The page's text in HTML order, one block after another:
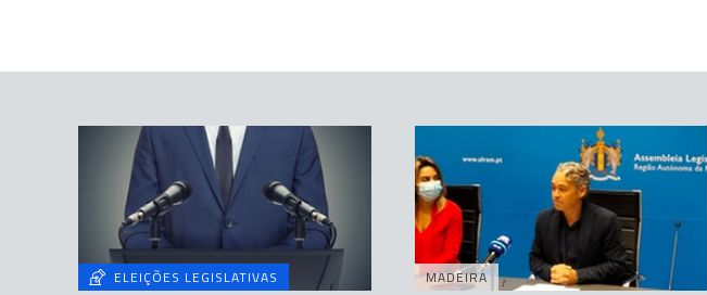
ELEIÇÕES LEGISLATIVAS MADEIRA